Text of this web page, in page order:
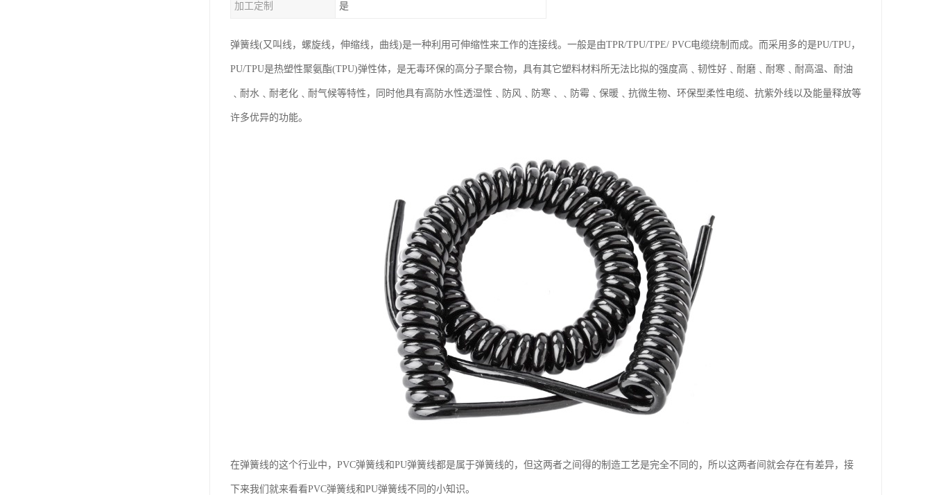
加工定制 是
弹簧线(又叫线，螺旋线，伸缩线，曲线)是一种利用可伸缩性来工作的连接线。一般是由TPR/TPU/TPE/ PVC电缆绕制而成。而采用多的是PU/TPU，
PU/TPU是热塑性聚氨酯(TPU)弹性体，是无毒环保的高分子聚合物，具有其它塑料材料所无法比拟的强度高﹑韧性好﹑耐磨﹑耐寒﹑耐高温、耐油
﹑耐水﹑耐老化﹑耐气候等特性，同时他具有高防水性透湿性﹑防风﹑防寒﹑﹑防霉﹑保暖﹑抗微生物、环保型柔性电缆、抗紫外线以及能量释放等
许多优异的功能。
在弹簧线的这个行业中，PVC弹簧线和PU弹簧线都是属于弹簧线的，但这两者之间得的制造工艺是完全不同的，所以这两者间就会存在有差异，接
下来我们就来看看PVC弹簧线和PU弹簧线不同的小知识。